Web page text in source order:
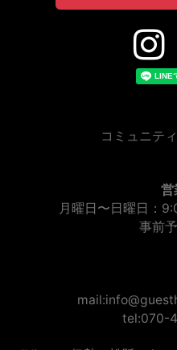
コミュニテ
営
月曜日〜日曜日：
事前
tel:070-